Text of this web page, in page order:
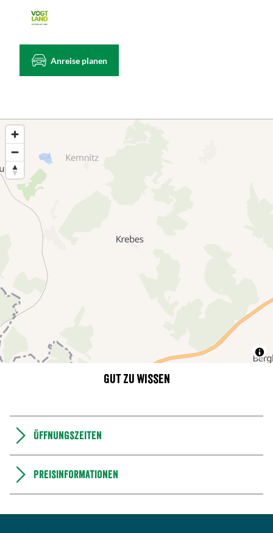
Anreise planen
Gut zu wissen
Öffnungszeiten
Preisinformationen